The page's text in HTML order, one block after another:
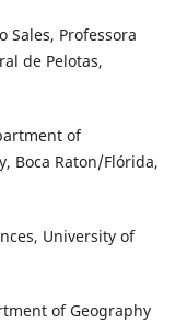
Sales, Professora
de Pelotas,
of
Boca Raton/Flórida,
University of
of Geography